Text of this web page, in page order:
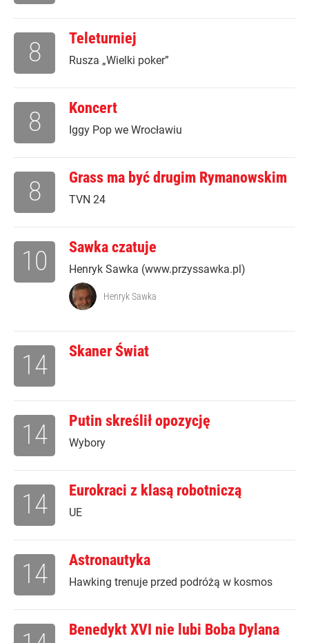
Teleturniej
Rusza „Wielki poker”
8
Koncert
Iggy Pop we Wrocławiu
8
Grass ma być drugim Rymanowskim
TVN 24
8
Sawka czatuje
Henryk Sawka (www.przyssawka.pl)
10
Henryk Sawka
Skaner Świat
14
Putin skreślił opozycję
Wybory
14
Eurokraci z klasą robotniczą
UE
14
Astronautyka
Hawking trenuje przed podróżą w kosmos
14
Benedykt XVI nie lubi Boba Dylana